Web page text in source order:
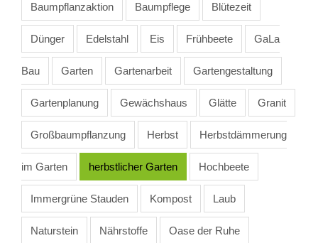
Baumpflanzaktion Baumpflege Blütezeit
Dünger Edelstahl Eis Frühbeete GaLa
Bau Garten Gartenarbeit Gartengestaltung
Gartenplanung Gewächshaus Glätte Granit
Großbaumpflanzung Herbst Herbstdämmerung
im Garten herbstlicher Garten Hochbeete
Immergrüne Stauden Kompost Laub
Naturstein Nährstoffe Oase der Ruhe